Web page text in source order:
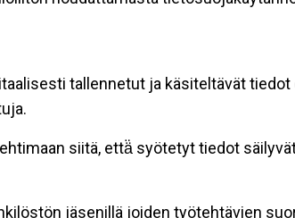
tallennetut ja käsiteltävät
siitä, että̈ syötetyt tiedot
jäsenillä joiden työtehtävien